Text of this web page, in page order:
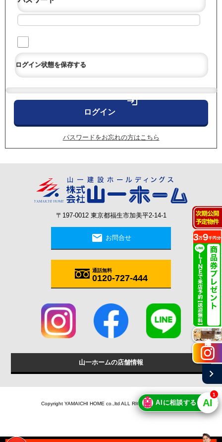
ログイン状態を保存する
login
パスワードをお忘れの方はこちら
〒197-0012 東京都福生市加美平2-14-1
mail お問合せ
通話無料
0120-727-444
山一ホームの店舗情報
Copyright YAMAICHI HOME co.,ltd ALL RIGHTS RESERVED.
施工実例
chevron_right
🤖 AIに相談する AI
1